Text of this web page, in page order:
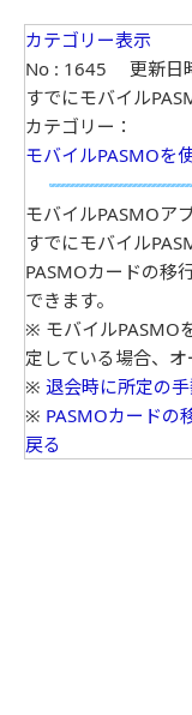
カテゴリー表示
No : 1645
更新日
すでにモバイル
カテゴリー：
モバイルPASMOを
モバイルPASMOア
すでにモバイル
PASMOカードの移
できます。
※ モバイルPASMO
定している場合、オ
※ 退会時に所定の
※ PASMOカードの
戻る